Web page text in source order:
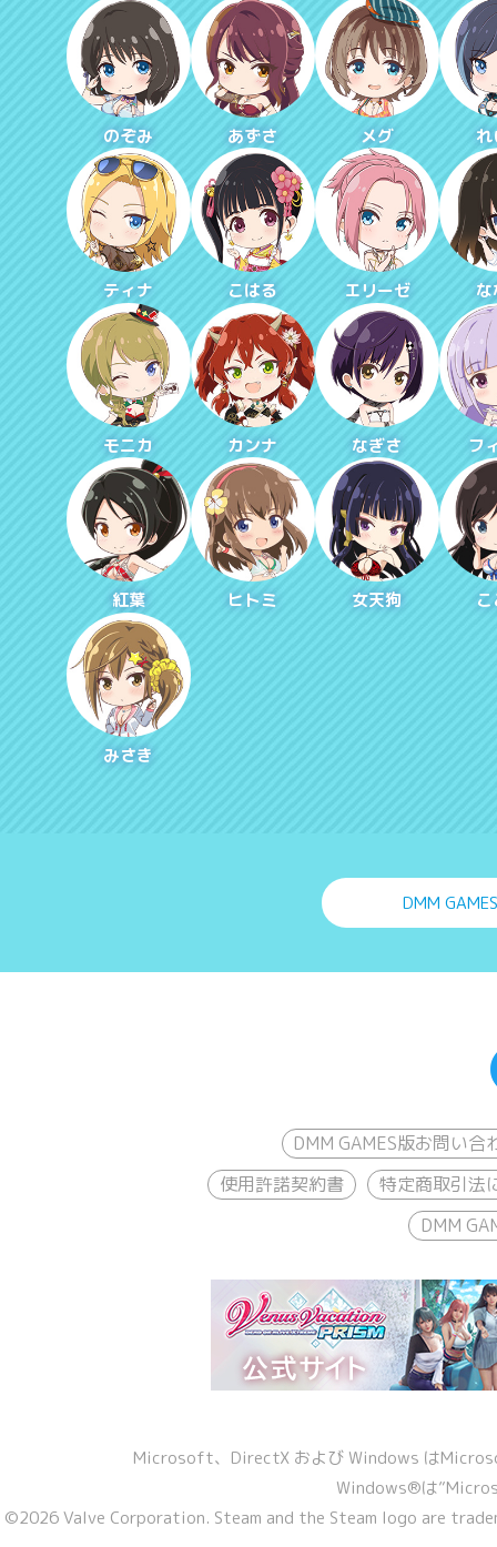
のぞみ あずさ メグ
ティナ こはる エリーゼ
モニカ カンナ なぎさ フ
紅葉 ヒトミ 女天狗
みさき
DMM
DMM GAMES版お問い合
使用許諾契約書
特定商取引法
DMM
Microsoft、DirectX および Windows は
Windows®は
©2026 Valve Corporation. Steam and the Steam logo are